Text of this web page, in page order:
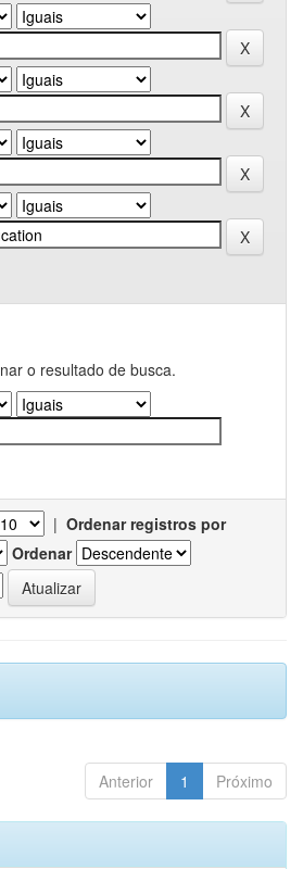
o resultado de busca.
| Ordenar registros por
Ordenar
Anterior 1 Próximo